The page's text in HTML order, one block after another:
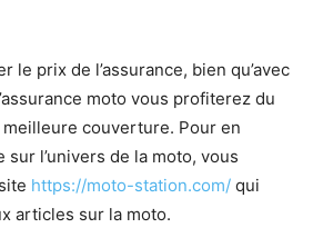
le prix de l’assurance, bien qu’avec
moto vous profiterez du
couverture. Pour en
sur l’univers de la moto, vous
https://moto-station.com/ qui
articles sur la moto.